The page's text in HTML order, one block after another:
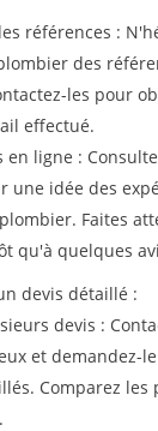
références :
des
les pour
effectué.
en ligne :
une idée des
Faites
qu'à quelques
devis détaillé :
devis :
et demandez-
Comparez les